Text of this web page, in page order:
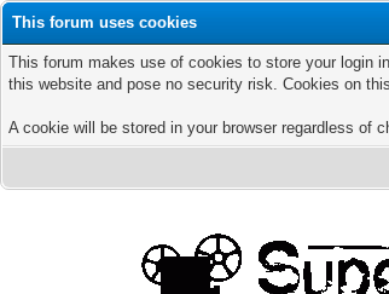
This forum uses cookies
This forum makes use of cookies to store your login
this website and pose no security risk. Cookies on
A cookie will be stored in your browser regardless of